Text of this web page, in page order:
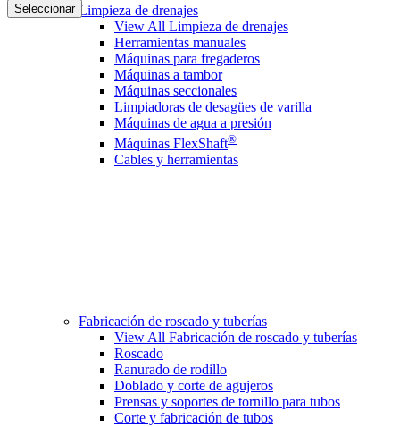
Seleccionar Limpieza de drenajes
View All Limpieza de drenajes
Herramientas manuales
Máquinas para fregaderos
Máquinas a tambor
Máquinas seccionales
Limpiadoras de desagües de varilla
Máquinas de agua a presión
Máquinas FlexShaft®
Cables y herramientas
Fabricación de roscado y tuberías
View All Fabricación de roscado y tuberías
Roscado
Ranurado de rodillo
Doblado y corte de agujeros
Prensas y soportes de tornillo para tubos
Corte y fabricación de tubos